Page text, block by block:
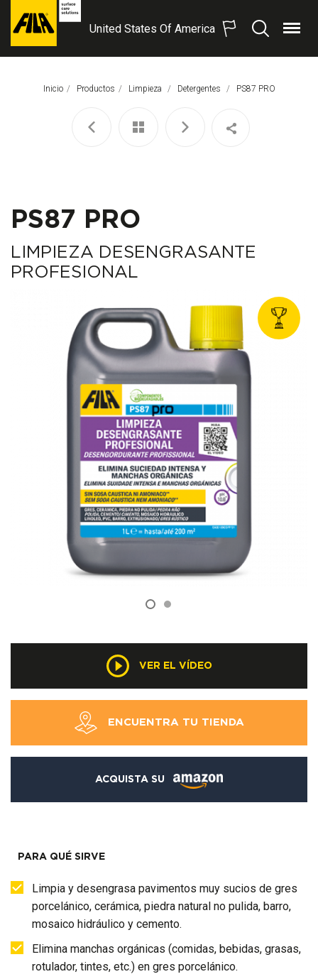
FILA
United States Of America
BuscarMenú
Inicio Productos Limpieza Detergentes Página Actual:
PS87 PRO
PS87 PRO
LIMPIEZA DESENGRASANTE
PROFESIONAL
VER EL VÍDEO
ENCUENTRA TU TIENDA
ACQUISTA SU
PARA QUÉ SIRVE
Limpia y desengrasa pavimentos muy sucios de gres
porcelánico, cerámica, piedra natural no pulida, barro,
mosaico hidráulico y cemento.
Elimina manchas orgánicas (comidas, bebidas, grasas,
rotulador, tintes, etc.) en gres porcelánico.